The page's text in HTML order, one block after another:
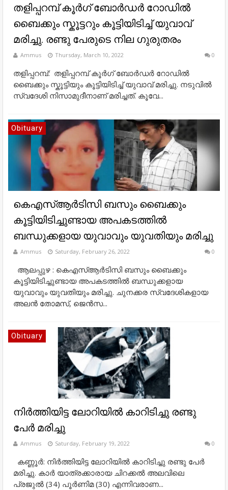
തളിപ്പറമ്പ് കൂർഗ് ബോർഡർ റോഡിൽ
ബൈക്കും സ്കൂട്ടറും കൂട്ടിയിടിച്ച് യുവാവ്
മരിച്ചു. രണ്ടു പേരുടെ നില ഗുരുതരം
Ammus Thursday, March 10, 2022 0
തളിപ്പറമ്പ്: തളിപ്പറമ്പ് കൂർഗ് ബോർഡർ റോഡിൽ
ബൈക്കും സ്കൂട്ടിയും കൂട്ടിയിടിച്ച് യുവാവ് മരിച്ചു. നടുവിൽ
സ്വദേശി നിസാമുദീനാണ് മരിച്ചത്. കൂവേ...
Obituary
കെഎസ്ആർടിസി ബസും ബൈക്കും
കൂട്ടിയിടിച്ചുണ്ടായ അപകടത്തിൽ
ബന്ധുക്കളായ യുവാവും യുവതിയും മരിച്ചു
Ammus Saturday, February 26, 2022 0
ആലപ്പുഴ : കെഎസ്ആർടിസി ബസും ബൈക്കും
കൂട്ടിയിടിച്ചുണ്ടായ അപകടത്തിൽ ബന്ധുക്കളായ
യുവാവും യുവതിയും മരിച്ചു. ചുനക്കര സ്വദേശികളായ
അലൻ തോമസ്, ജെൻസ...
Obituary
നിര്‍ത്തിയിട്ട ലോറിയില്‍ കാറിടിച്ചു രണ്ടു
പേര്‍ മരിച്ചു
Ammus Saturday, February 19, 2022 0
കണ്ണൂർ: നിര്‍ത്തിയിട്ട ലോറിയില്‍ കാറിടിച്ചു രണ്ടു പേര്‍
മരിച്ചു. കാര്‍ യാത്രക്കാരായ ചിറക്കല്‍ അലവിലെ
പ്രജുല്‍ (34) പൂര്‍ണിമ (30) എന്നിവരാണ...